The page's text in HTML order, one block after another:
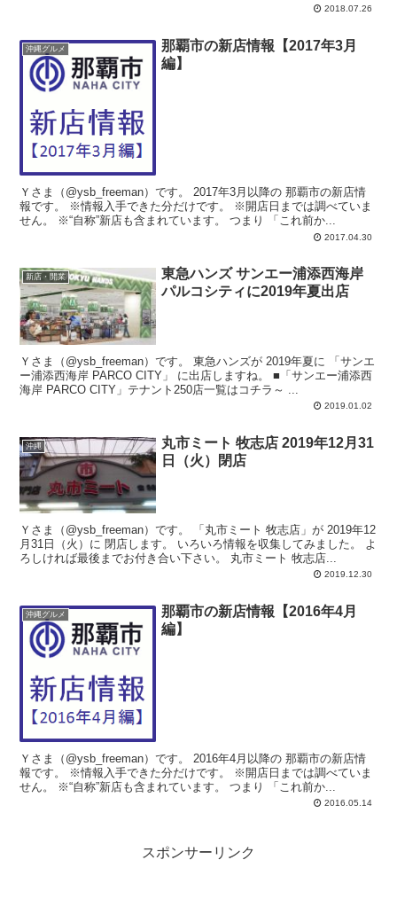
2018.07.26
沖縄グルメ
那覇市の新店情報【2017年3月
編】
Ｙさま（@ysb_freeman）です。 2017年3月以降の 那覇市の新店情
報です。 ※情報入手できた分だけです。 ※開店日までは調べていま
せん。 ※“自称”新店も含まれています。 つまり 「これ前か...
2017.04.30
新店・開業
東急ハンズ サンエー浦添西海岸
パルコシティに2019年夏出店
Ｙさま（@ysb_freeman）です。 東急ハンズが 2019年夏に 「サンエ
ー浦添西海岸 PARCO CITY」 に出店しますね。 ■「サンエー浦添西
2019.01.02
沖縄
丸市ミート 牧志店 2019年12月31
日（火）閉店
Ｙさま（@ysb_freeman）です。 「丸市ミート 牧志店」が 2019年12
月31日（火）に 閉店します。 いろいろ情報を収集してみました。 よ
ろしければ最後までお付き合い下さい。 丸市ミート 牧志店...
2019.12.30
沖縄グルメ
那覇市の新店情報【2016年4月
編】
Ｙさま（@ysb_freeman）です。 2016年4月以降の 那覇市の新店情
報です。 ※情報入手できた分だけです。 ※開店日までは調べていま
せん。 ※“自称”新店も含まれています。 つまり 「これ前か...
2016.05.14
スポンサーリンク